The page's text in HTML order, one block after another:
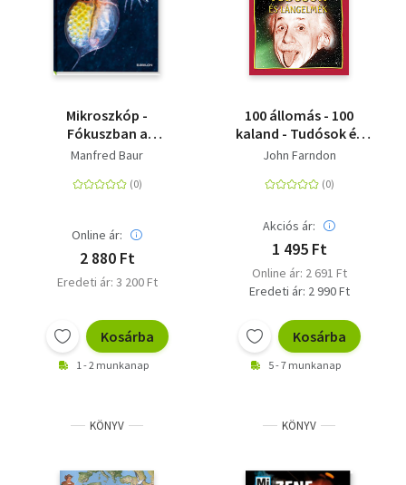
Mikroszkóp -
Fókuszban a
láthatatlan
Manfred Baur
Online ár:
2 880 Ft
Eredeti ár: 3 200 Ft
Kosárba
1 - 2 munkanap
100 állomás - 100
kaland - Tudósok és
lángelmék
John Farndon
Akciós ár:
1 495 Ft
Online ár: 2 691 Ft
Eredeti ár: 2 990 Ft
Kosárba
5 - 7 munkanap
KÖNYV KÖNYV